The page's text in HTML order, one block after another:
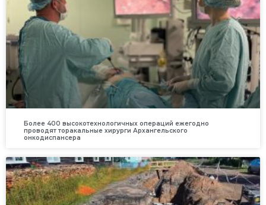
Более 400 высокотехнологичных операций ежегодно
проводят торакальные хирурги Архангельского
онкодиспансера